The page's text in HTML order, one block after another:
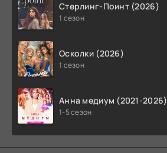
Стерлинг-Поинт (2026)
1 сезон
Осколки (2026)
1 сезон
Анна медиум (2021-2026)
1-5 сезон